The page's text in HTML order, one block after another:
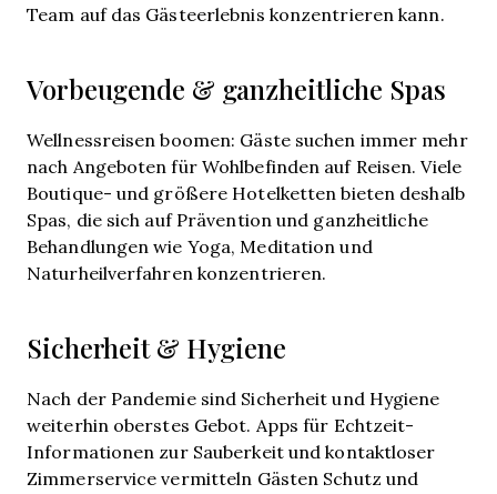
Team auf das Gästeerlebnis konzentrieren kann.
Vorbeugende & ganzheitliche Spas
Wellnessreisen boomen: Gäste suchen immer mehr
nach Angeboten für Wohlbefinden auf Reisen. Viele
Boutique- und größere Hotelketten bieten deshalb
Spas, die sich auf Prävention und ganzheitliche
Behandlungen wie Yoga, Meditation und
Naturheilverfahren konzentrieren.
Sicherheit & Hygiene
Nach der Pandemie sind Sicherheit und Hygiene
weiterhin oberstes Gebot. Apps für Echtzeit-
Informationen zur Sauberkeit und kontaktloser
Zimmerservice vermitteln Gästen Schutz und